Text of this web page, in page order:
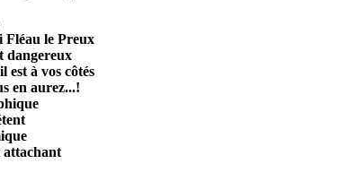
Fléau le Preux
dangereux
est à vos côtés
en aurez...!
attachant